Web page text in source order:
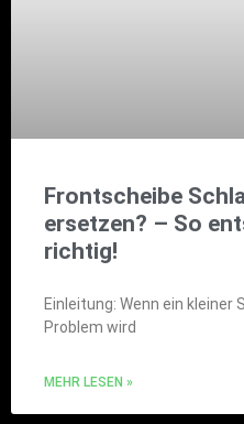
Frontscheibe
ersetzen? – So
richtig!
Einleitung: Wenn ein
Problem wird
MEHR LESEN »